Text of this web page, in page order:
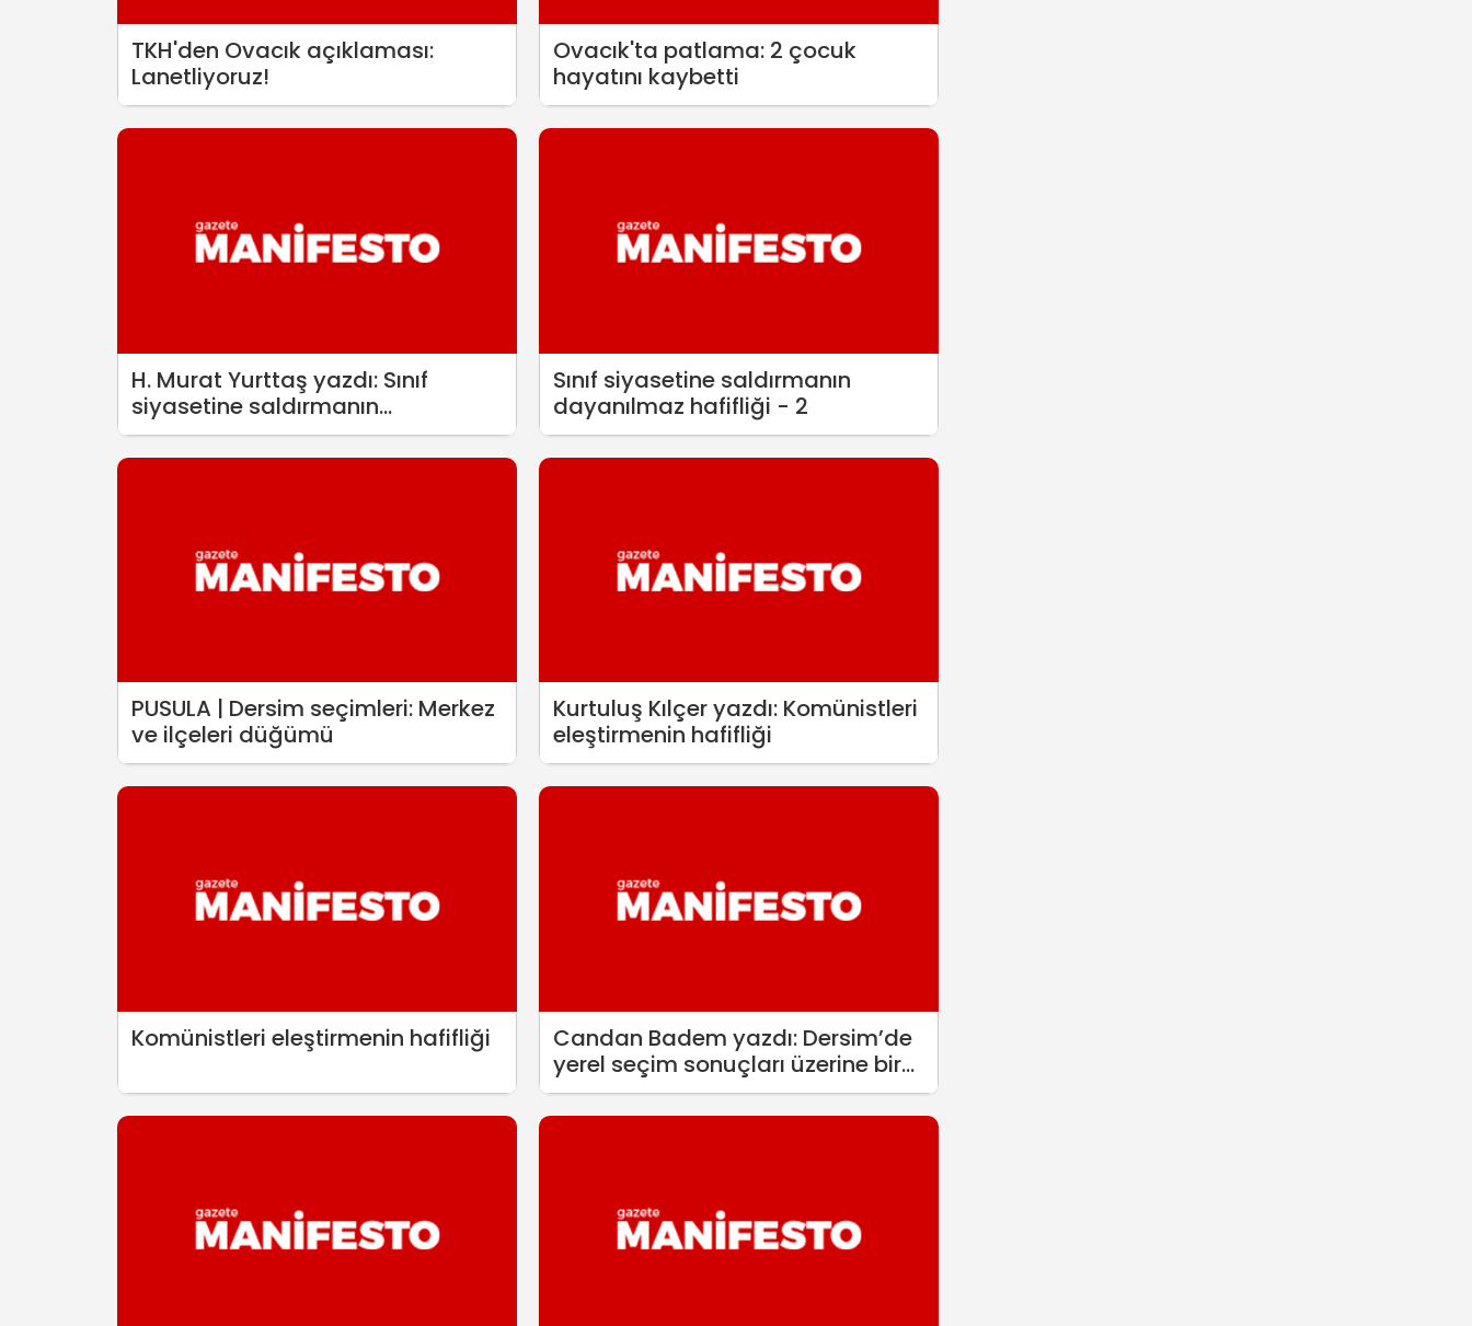
TKH'den Ovacık açıklaması:
Lanetliyoruz!
Ovacık'ta patlama: 2 çocuk
hayatını kaybetti
H. Murat Yurttaş yazdı: Sınıf
siyasetine saldırmanın
dayanılmaz hafifliği - 2
Sınıf siyasetine saldırmanın
dayanılmaz hafifliği - 2
PUSULA | Dersim seçimleri: Merkez
ve ilçeleri düğümü
Kurtuluş Kılçer yazdı: Komünistleri
eleştirmenin hafifliği
Komünistleri eleştirmenin hafifliği
Candan Badem yazdı: Dersim’de
yerel seçim sonuçları üzerine bir
değerlendirme